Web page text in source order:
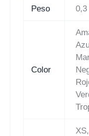
Peso 0,3
Color